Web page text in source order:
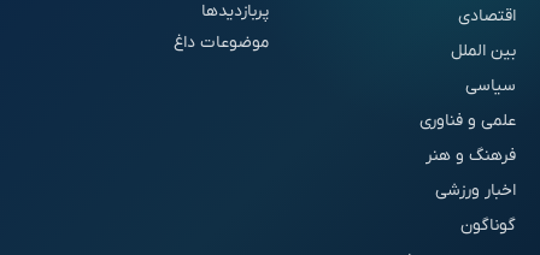
اقتصادی
بین الملل
سیاسی
علمی و فناوری
فرهنگ و هنر
اخبار ورزشی
گوناگون
پربازدیدها
موضوعات داغ